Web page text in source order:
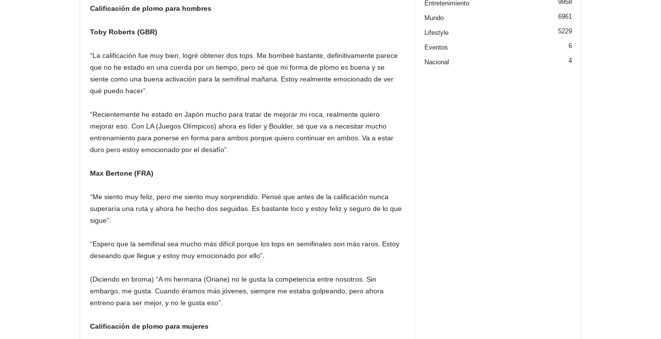
Calificación de plomo para hombres
Toby Roberts (GBR)
“La calificación fue muy bien, logré obtener dos tops. Me bombeé bastante, definitivamente parece
que no he estado en una cuerda por un tiempo, pero sé que mi forma de plomo es buena y se
siente como una buena activación para la semifinal mañana. Estoy realmente emocionado de ver
qué puedo hacer”.
“Recientemente he estado en Japón mucho para tratar de mejorar mi roca, realmente quiero
mejorar eso. Con LA (Juegos Olímpicos) ahora es líder y Boulder, sé que va a necesitar mucho
entrenamiento para ponerse en forma para ambos porque quiero continuar en ambos. Va a estar
duro pero estoy emocionado por el desafío”.
Max Bertone (FRA)
“Me siento muy feliz, pero me siento muy sorprendido. Pensé que antes de la calificación nunca
superaría una ruta y ahora he hecho dos seguidas. Es bastante loco y estoy feliz y seguro de lo que
sigue”.
“Espero que la semifinal sea mucho más difícil porque los tops en semifinales son más raros. Estoy
deseando que llegue y estoy muy emocionado por ello”.
(Diciendo en broma) “A mi hermana (Oriane) no le gusta la competencia entre nosotros. Sin
embargo, me gusta. Cuando éramos más jóvenes, siempre me estaba golpeando, pero ahora
entreno para ser mejor, y no le gusta eso”.
Calificación de plomo para mujeres
Entretenimiento 9958
Mundo 6961
Lifestyle 5229
Eventos 6
Nacional 4